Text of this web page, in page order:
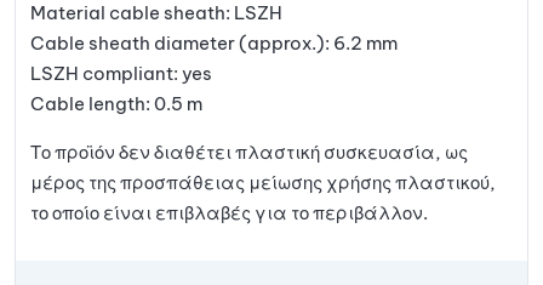
Material cable sheath: LSZH
Cable sheath diameter (approx.): 6.2 mm
LSZH compliant: yes
Cable length: 0.5 m
Το προϊόν δεν διαθέτει πλαστική συσκευασία, ως
μέρος της προσπάθειας μείωσης χρήσης πλαστικού,
το οποίο είναι επιβλαβές για το περιβάλλον.